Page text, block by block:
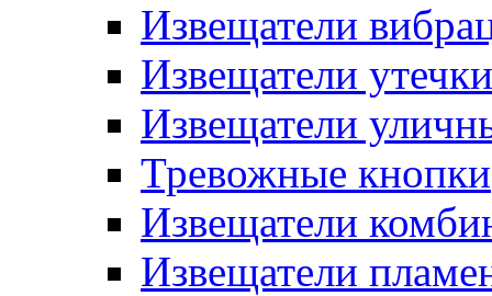
Извещатели
Извещатели утечки
Извещатели
Тревожные кнопки
Извещатели
Извещатели